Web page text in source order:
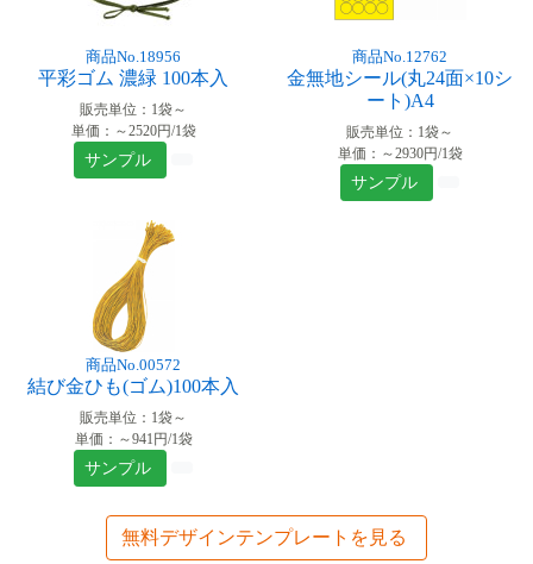
商品No.18956
平彩ゴム 濃緑 100本入
販売単位：1袋～
単価：～2520円/1袋
サンプル
商品No.12762
金無地シール(丸24面×10シ
ート)A4
販売単位：1袋～
単価：～2930円/1袋
サンプル
商品No.00572
結び金ひも(ゴム)100本入
販売単位：1袋～
単価：～941円/1袋
サンプル
無料デザインテンプレートを見る